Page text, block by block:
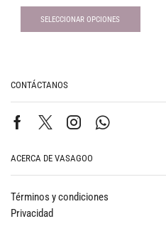
SELECCIONAR OPCIONES
CONTÁCTANOS
ACERCA DE VASAGOO
Términos y condiciones
Privacidad